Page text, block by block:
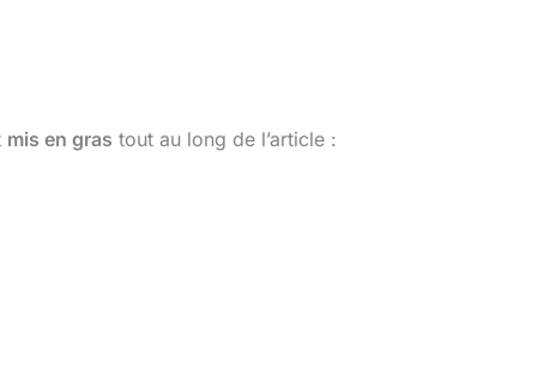
mis en gras tout au long de l’article :